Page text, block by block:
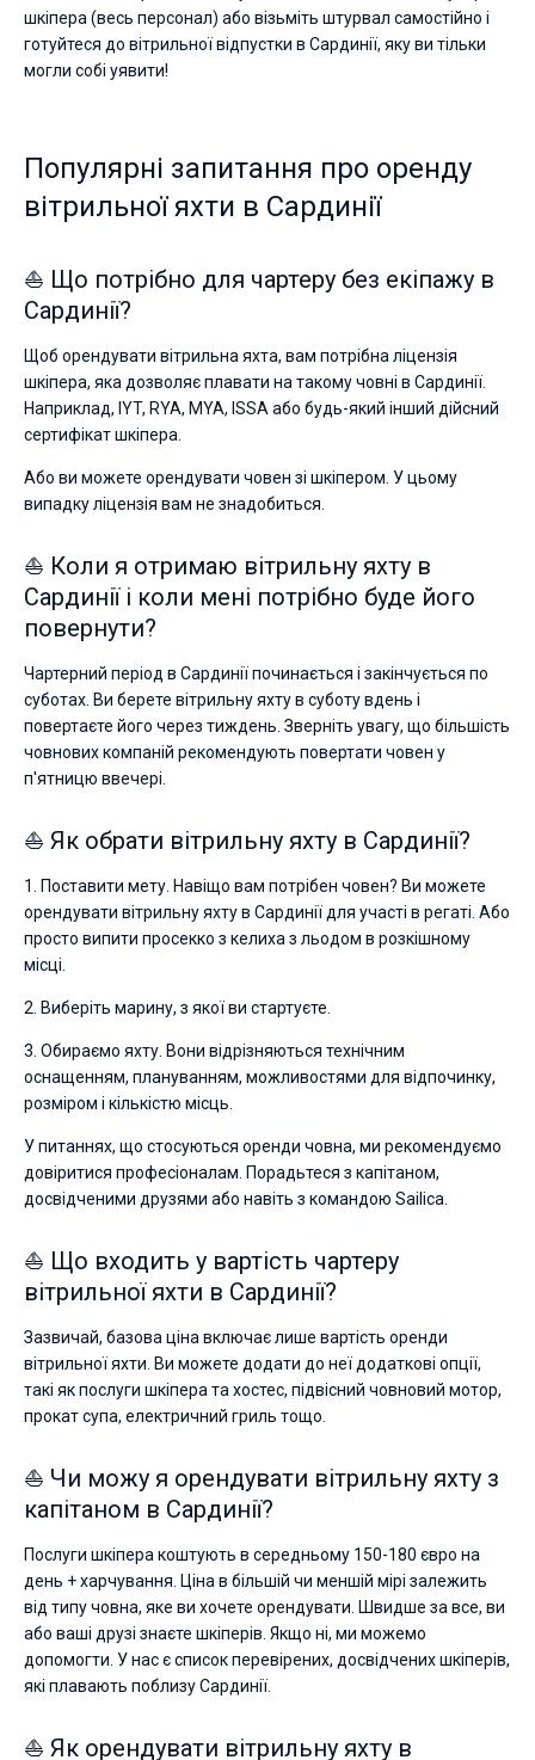
шкіпера (весь персонал) або візьміть штурвал самостійно і
готуйтеся до вітрильної відпустки в Сардинії, яку ви тільки
могли собі уявити!
Популярні запитання про оренду
вітрильної яхти в Сардинії
⛵ Що потрібно для чартеру без екіпажу в
Сардинії?
Щоб орендувати вітрильна яхта, вам потрібна ліцензія
шкіпера, яка дозволяє плавати на такому човні в Сардинії.
Наприклад, IYT, RYA, MYA, ISSA або будь-який інший дійсний
сертифікат шкіпера.
Або ви можете орендувати човен зі шкіпером. У цьому
випадку ліцензія вам не знадобиться.
⛵ Коли я отримаю вітрильну яхту в
Сардинії і коли мені потрібно буде його
повернути?
Чартерний період в Сардинії починається і закінчується по
суботах. Ви берете вітрильну яхту в суботу вдень і
повертаєте його через тиждень. Зверніть увагу, що більшість
човнових компаній рекомендують повертати човен у
п'ятницю ввечері.
⛵ Як обрати вітрильну яхту в Сардинії?
1. Поставити мету. Навіщо вам потрібен човен? Ви можете
орендувати вітрильну яхту в Сардинії для участі в регаті. Або
просто випити просекко з келиха з льодом в розкішному
місці.
2. Виберіть марину, з якої ви стартуєте.
3. Обираємо яхту. Вони відрізняються технічним
оснащенням, плануванням, можливостями для відпочинку,
розміром і кількістю місць.
У питаннях, що стосуються оренди човна, ми рекомендуємо
довіритися професіоналам. Порадьтеся з капітаном,
досвідченими друзями або навіть з командою Sailica.
⛵ Що входить у вартість чартеру
вітрильної яхти в Сардинії?
Зазвичай, базова ціна включає лише вартість оренди
вітрильної яхти. Ви можете додати до неї додаткові опції,
такі як послуги шкіпера та хостес, підвісний човновий мотор,
прокат супа, електричний гриль тощо.
⛵ Чи можу я орендувати вітрильну яхту з
капітаном в Сардинії?
Послуги шкіпера коштують в середньому 150-180 євро на
день + харчування. Ціна в більшій чи меншій мірі залежить
від типу човна, яке ви хочете орендувати. Швидше за все, ви
або ваші друзі знаєте шкіперів. Якщо ні, ми можемо
допомогти. У нас є список перевірених, досвідчених шкіперів,
які плавають поблизу Сардинії.
⛵ Як орендувати вітрильну яхту в